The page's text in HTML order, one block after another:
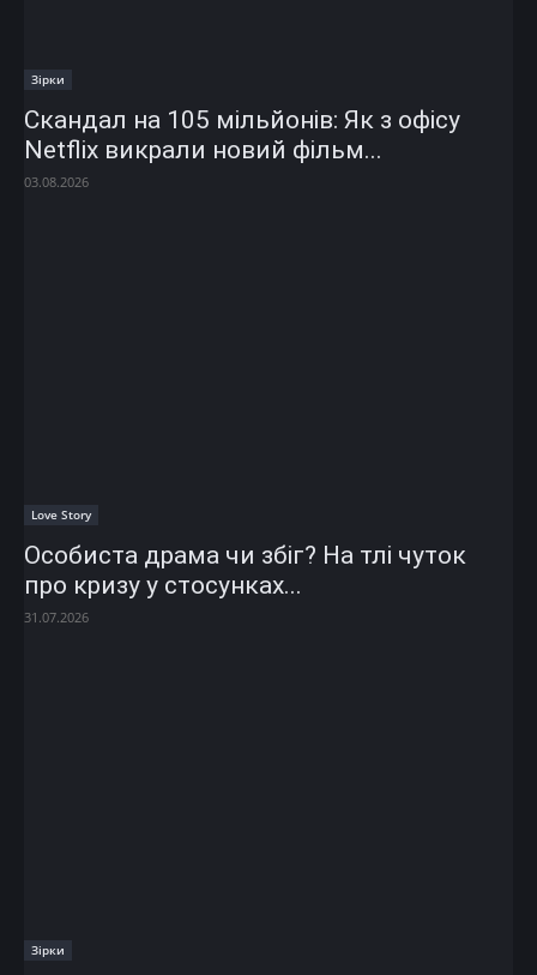
Зірки
Скандал на 105 мільйонів: Як з офісу
Netflix викрали новий фільм...
03.08.2026
Love Story
Особиста драма чи збіг? На тлі чуток
про кризу у стосунках...
31.07.2026
Зірки